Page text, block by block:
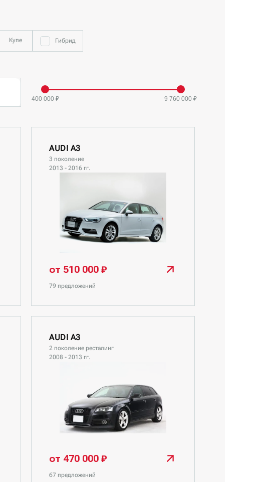
Купе Гибрид
400 000 ₽ 9 760 000 ₽
AUDI A3
3 поколение
2013 - 2016 гг.
от 510 000 ₽
79 предложений
AUDI A3
2 поколение ресталинг
2008 - 2013 гг.
от 470 000 ₽
67 предложений